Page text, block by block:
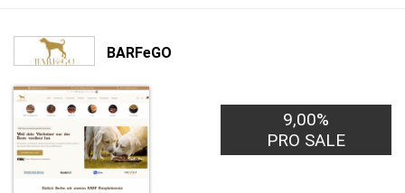
BARFeGO
9,00%
PRO SALE